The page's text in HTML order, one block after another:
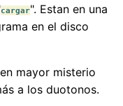
cargar". Estan en una
en el disco
mayor misterio
a los duotonos.